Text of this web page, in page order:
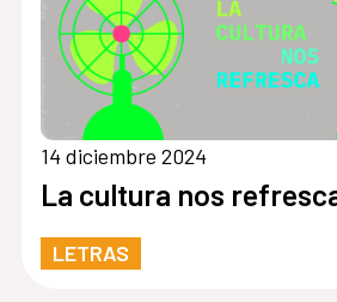
14 diciembre 2024
La cultura nos
LETRAS